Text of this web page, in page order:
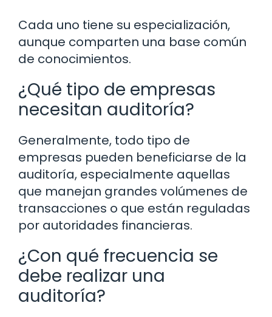
Cada uno tiene su especialización,
aunque comparten una base común
de conocimientos.
¿Qué tipo de empresas
necesitan auditoría?
Generalmente, todo tipo de
empresas pueden beneficiarse de la
auditoría, especialmente aquellas
que manejan grandes volúmenes de
transacciones o que están reguladas
por autoridades financieras.
¿Con qué frecuencia se
debe realizar una
auditoría?